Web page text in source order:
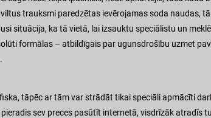
trauksmi paredzētas ievērojamas soda naudas,
situācija, ka tā vietā, lai izsauktu speciālistu un
formālas – atbildīgais par ugunsdrošību uzmet
tāpēc ar tām var strādāt tikai speciāli apmācīti
sev preces pasūtīt internetā, visdrīzāk